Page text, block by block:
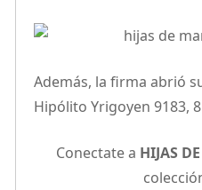
Además, la firma abrió
Hipólito Yrigoyen 9183,
Conectate a HIJAS